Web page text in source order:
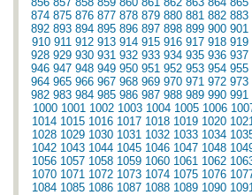
874 875 876 877 878 879 880 881 882 883
892 893 894 895 896 897 898 899 900 901
910 911 912 913 914 915 916 917 918 919
928 929 930 931 932 933 934 935 936 937
946 947 948 949 950 951 952 953 954 955
964 965 966 967 968 969 970 971 972 973
982 983 984 985 986 987 988 989 990 991
1000 1001 1002 1003 1004 1005 1006
1014 1015 1016 1017 1018 1019 1020
1028 1029 1030 1031 1032 1033 1034
1042 1043 1044 1045 1046 1047 1048
1056 1057 1058 1059 1060 1061 1062
1070 1071 1072 1073 1074 1075 1076
1084 1085 1086 1087 1088 1089 1090